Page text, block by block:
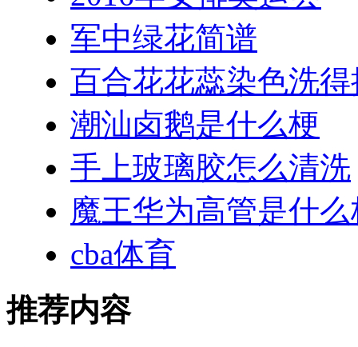
军中绿花简谱
百合花花蕊染色洗
潮汕卤鹅是什么梗
手上玻璃胶怎么清洗
魔王华为高管是什么
cba体育
推荐内容